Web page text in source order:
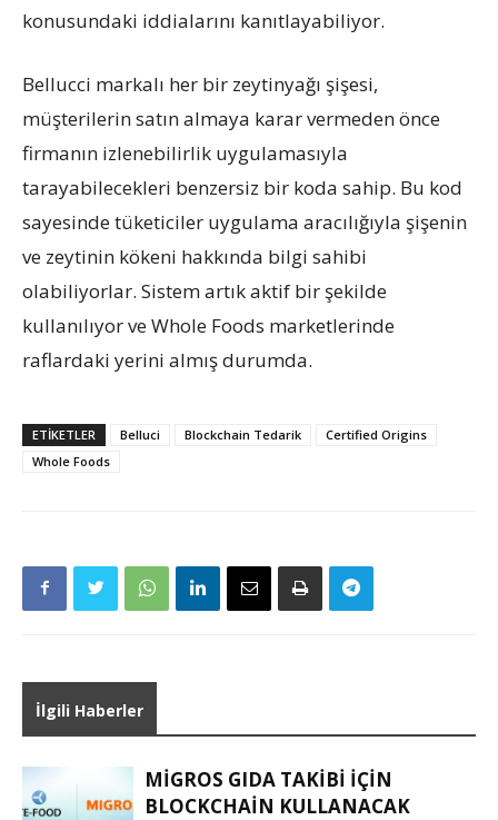
konusundaki iddialarını kanıtlayabiliyor.
Bellucci markalı her bir zeytinyağı şişesi,
müşterilerin satın almaya karar vermeden önce
firmanın izlenebilirlik uygulamasıyla
tarayabilecekleri benzersiz bir koda sahip. Bu kod
sayesinde tüketiciler uygulama aracılığıyla şişenin
ve zeytinin kökeni hakkında bilgi sahibi
olabiliyorlar. Sistem artık aktif bir şekilde
kullanılıyor ve Whole Foods marketlerinde
raflardaki yerini almış durumda.
ETIKETLER Belluci Blockchain Tedarik
Certified Origins
Whole Foods
İlgili Haberler
MIGROS GIDA TAKIBI IÇIN
BLOCKCHAIN KULLANACAK